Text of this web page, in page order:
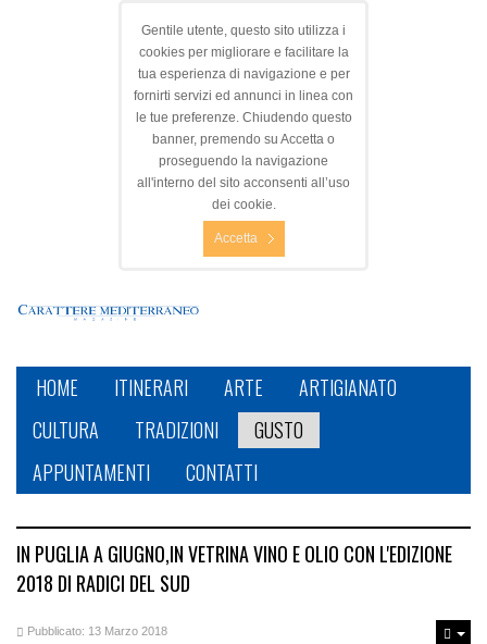
Gentile utente, questo sito utilizza i
cookies per migliorare e facilitare la
tua esperienza di navigazione e per
fornirti servizi ed annunci in linea con
le tue preferenze. Chiudendo questo
banner, premendo su Accetta o
proseguendo la navigazione
all'interno del sito acconsenti all’uso
dei cookie.
Accetta
HOME ITINERARI ARTE
ARTIGIANATO
CULTURA
TRADIZIONI
GUSTO
APPUNTAMENTI
CONTATTI
IN PUGLIA A GIUGNO,IN VETRINA VINO E OLIO CON L'EDIZIONE
2018 DI RADICI DEL SUD
Pubblicato: 13 Marzo 2018